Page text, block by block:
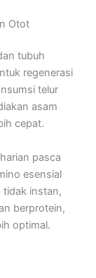
Otot
tubuh
regenerasi
telur
asam
cepat.
pasca
esensial
tidak instan,
berprotein,
optimal.